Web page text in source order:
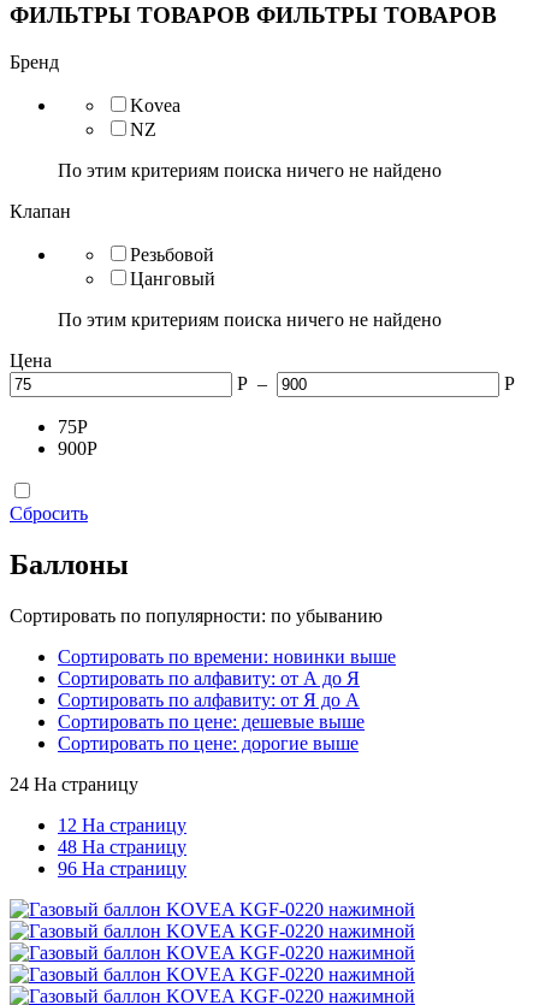
ФИЛЬТРЫ ТОВАРОВ ФИЛЬТРЫ ТОВАРОВ
Бренд
Kovea
NZ
По этим критериям поиска ничего не найдено
Клапан
Резьбовой
Цанговый
По этим критериям поиска ничего не найдено
Цена
Р – Р
75Р
900Р
Сбросить
Баллоны
Сортировать по популярности: по убыванию
Сортировать по времени: новинки выше
Сортировать по алфавиту: от А до Я
Сортировать по алфавиту: от Я до А
Сортировать по цене: дешевые выше
Сортировать по цене: дорогие выше
24 На страницу
12 На страницу
48 На страницу
96 На страницу